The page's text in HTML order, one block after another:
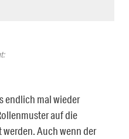
endlich mal wieder
auf die
Auch wenn der